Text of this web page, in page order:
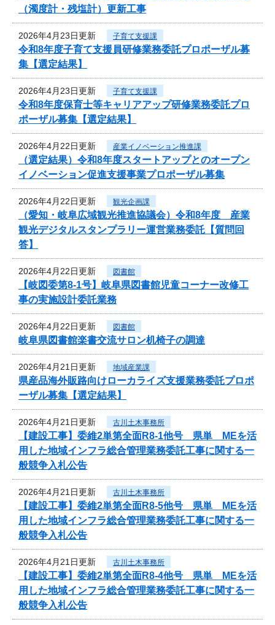
（濁度計・残塩計）更新工事
2026年4月23日更新 子育て支援課
令和8年度子育て支援員研修業務委託プロポーザル募
集【選定結果】
2026年4月23日更新 子育て支援課
令和8年度保育士等キャリアアップ研修業務委託プロ
ポーザル募集【選定結果】
2026年4月22日更新 産業イノベーション推進課
（選定結果）令和8年度スタートアップとのオープン
イノベーション促進支援事業プロポーザル募集
2026年4月22日更新 観光企画課
（愛知・岐阜広域観光推進協議会）令和8年度 産業
観光デジタルスタンプラリー運営業務委託【質問回
答】
2026年4月22日更新 図書館
【岐図委第8-1号】岐阜県図書館児童コーナー改修工
事の実施設計委託業務
2026年4月22日更新 図書館
岐阜県図書館楽書交流サロン机椅子の調達
2026年4月21日更新 地域産業課
県産品海外販路向けローカライズ支援業務委託プロポ
ーザル募集【選定結果】
2026年4月21日更新 古川土木事務所
【建設工事】委維2単第全面R8-1他号 県単 MEを活
用した地域インフラ総合管理業務委託工事に関する一
般競争入札公告
2026年4月21日更新 古川土木事務所
【建設工事】委維2単第全面R8-5他号 県単 MEを活
用した地域インフラ総合管理業務委託工事に関する一
般競争入札公告
2026年4月21日更新 古川土木事務所
【建設工事】委維2単第全面R8-4他号 県単 MEを活
用した地域インフラ総合管理業務委託工事に関する一
般競争入札公告